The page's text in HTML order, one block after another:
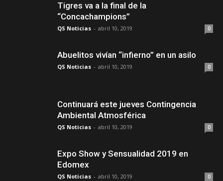
Tigres va a la final de la
“Concachampions”
QS Noticias - abril 10, 2019 0
Abuelitos vivían “infierno” en un asilo
QS Noticias - abril 10, 2019 0
Continuará este jueves Contingencia
Ambiental Atmosférica
QS Noticias - abril 10, 2019 0
Expo Show y Sensualidad 2019 en
Edomex
QS Noticias - abril 10, 2019 0